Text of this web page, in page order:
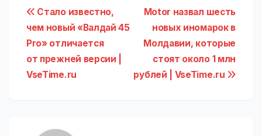
Навигация
по
записям
Motor назвал шесть
новых иномарок в
Молдавии, которые
стоят около 1 млн
рублей | VseTime.ru
Стало известно,
чем новый «Валдай 45
Pro» отличается
от прежней версии |
VseTime.ru